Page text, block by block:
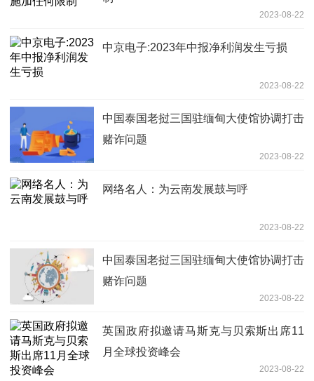
2023-08-22
中京电子:2023年中报净利润发生亏损
2023-08-22
中国泰国老挝三国驻缅甸大使馆协调打击
赌诈问题
2023-08-22
网络名人：为云南发展鼓与呼
2023-08-22
中国泰国老挝三国驻缅甸大使馆协调打击
赌诈问题
2023-08-22
英国政府拟邀请马斯克与贝索斯出席11
月全球投资峰会
2023-08-22